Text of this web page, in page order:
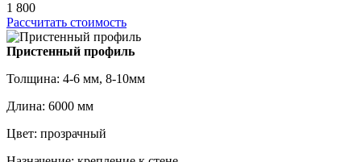
1 800
Рассчитать стоимость
Пристенный профиль
Толщина: 4-6 мм, 8-10мм
Длина: 6000 мм
Цвет: прозрачный